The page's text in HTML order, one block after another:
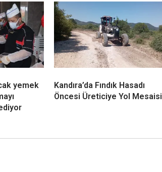
yemek
Kandıra’da Fındık Hasadı
Öncesi Üreticiye Yol Mesaisi